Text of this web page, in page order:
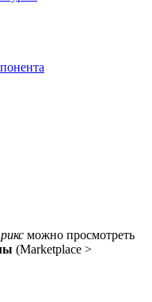
можно просмотреть
(Marketplace >